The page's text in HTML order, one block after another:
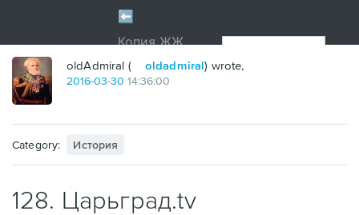
oldAdmiral ( oldadmiral) wrote,
2016-03-30 14:36:00
Category: История
128. Царьград.tv